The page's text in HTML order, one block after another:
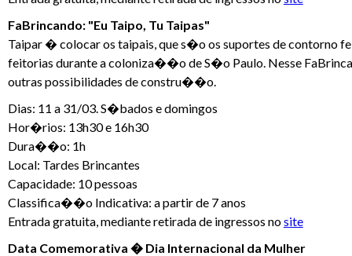
FaBrincando: "Eu Taipo, Tu Taipas"
Taipar � colocar os taipais, que s�o os suportes de contorno
feitorias durante a coloniza��o de S�o Paulo. Nesse
outras possibilidades de constru��o.
Dias: 11 a 31/03. S�bados e domingos
Hor�rios: 13h30 e 16h30
Dura��o: 1h
Local: Tardes Brincantes
Capacidade: 10 pessoas
Classifica��o Indicativa: a partir de 7 anos
Entrada gratuita, mediante retirada de ingressos nosite
Data Comemorativa � Dia Internacional da Mulher